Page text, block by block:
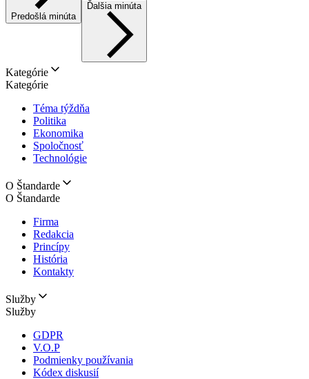
Predošlá minúta
Ďalšia minúta
Kategórie
Kategórie
Téma týždňa
Politika
Ekonomika
Spoločnosť
Technológie
O Štandarde
O Štandarde
Firma
Redakcia
Princípy
História
Kontakty
Služby
Služby
GDPR
V.O.P
Podmienky používania
Kódex diskusií